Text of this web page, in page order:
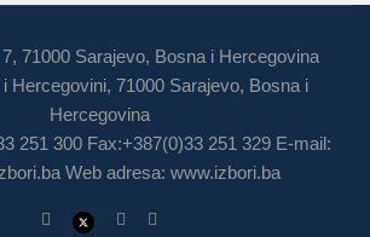
71000 Sarajevo, Bosna i Hercegovina
Hercegovini, 71000 Sarajevo, Bosna i
Hercegovina
251 300 Fax:+387(0)33 251 329 E-mail:
Web adresa: www.izbori.ba